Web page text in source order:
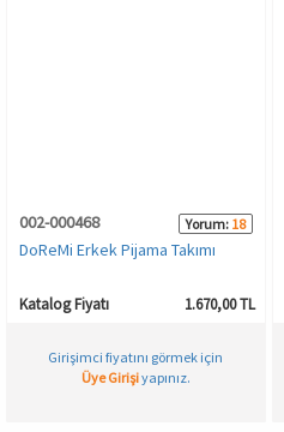
002-000468 Yorum: 18
DoReMi Erkek Pijama Takımı
Katalog Fiyatı 1.670,00 TL
Girişimci fiyatını görmek için
Üye Girişiyapınız.